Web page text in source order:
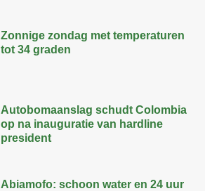
Zonnige zondag met temperaturen
tot 34 graden
Autobomaanslag schudt Colombia
op na inauguratie van hardline
president
Abiamofo: schoon water en 24 uur